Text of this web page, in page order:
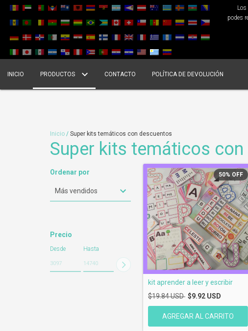
podes
INICIO PRODUCTOS CONTACTO POLÍTICA DE DEVOLUCIÓN
Inicio / Super kits temáticos con descuentos
Super kits temáticos
Ordenar por
Precio
Desde Hasta
50% OFF
kit aprender a leer y escribir
$19.84 USD $9.92 USD